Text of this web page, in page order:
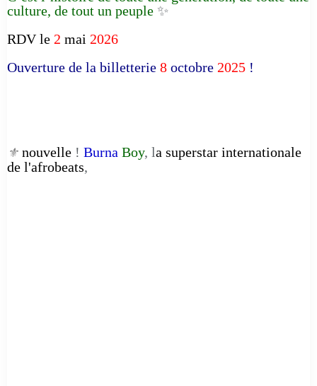
culture, de tout un peuple ✨
RDV le 2 mai 2026
Ouverture de la billetterie 8 octobre 2025 !
⚜️ nouvelle ! Burna Boy, la superstar internationale
de l'afrobeats,